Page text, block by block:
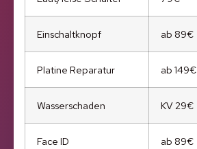
Einschaltknopf ab 89€
Platine Reparatur ab 149€
Wasserschaden KV 29€
Face ID ab 89€